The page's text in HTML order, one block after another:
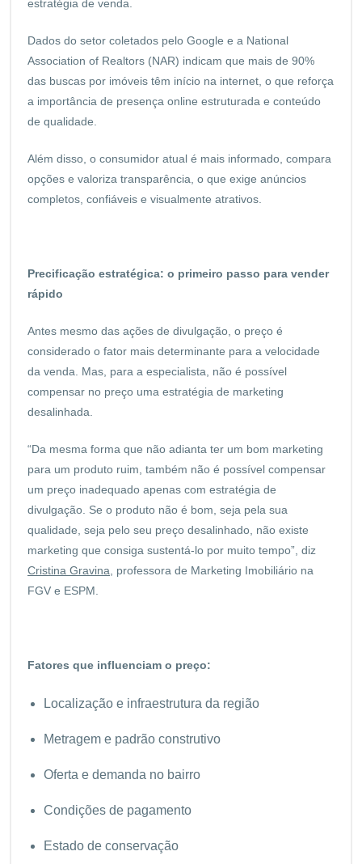
estratégia de venda.
Dados do setor coletados pelo Google e a National
Association of Realtors (NAR) indicam que mais de 90%
das buscas por imóveis têm início na internet, o que reforça
a importância de presença online estruturada e conteúdo
de qualidade.
Além disso, o consumidor atual é mais informado, compara
opções e valoriza transparência, o que exige anúncios
completos, confiáveis e visualmente atrativos.
Precificação estratégica: o primeiro passo para vender
rápido
Antes mesmo das ações de divulgação, o preço é
considerado o fator mais determinante para a velocidade
da venda. Mas, para a especialista, não é possível
compensar no preço uma estratégia de marketing
desalinhada.
“Da mesma forma que não adianta ter um bom marketing
para um produto ruim, também não é possível compensar
um preço inadequado apenas com estratégia de
divulgação. Se o produto não é bom, seja pela sua
qualidade, seja pelo seu preço desalinhado, não existe
marketing que consiga sustentá-lo por muito tempo”, diz
Cristina Gravina , professora de Marketing Imobiliário na
FGV e ESPM.
Fatores que influenciam o preço:
Localização e infraestrutura da região
Metragem e padrão construtivo
Oferta e demanda no bairro
Condições de pagamento
Estado de conservação